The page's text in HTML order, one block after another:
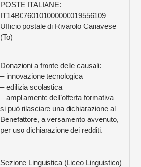
POSTE ITALIANE:
IT14B0760101000000019556109
Ufficio postale di Rivarolo Canavese
(To)
Donazioni a fronte delle causali:
– innovazione tecnologica
– edilizia scolastica
– ampliamento dell’offerta formativa
si può rilasciare una dichiarazione al
Benefattore, a versamento avvenuto,
per uso dichiarazione dei redditi.
Sezione Linguistica (Liceo Linguistico)